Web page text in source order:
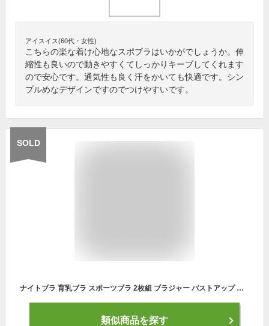
アイスイス(60代・女性)
こちらの楽な着け心地なスポブラはいかがでしょうか。伸
縮性も良いので動きやすくてしっかりキープしてくれます
ので安心です。通気性も良く汗をかいても快適です。シン
プルめなデザインですのでつけやすいです。
SOLD
ナイトブラ 育乳ブラ スポーツブラ 2枚組 ブラジャー バストアップ 育乳 揺れない ランニング ブラ ノンワイヤー 大きいサイズ 速乾 バストアップ 痛くない ブラトップ レディース インナー スポブラ ナイトブラ ヨガ ヨガブラ ヨガウェア 黒 グレー 下着
類似商品を探す